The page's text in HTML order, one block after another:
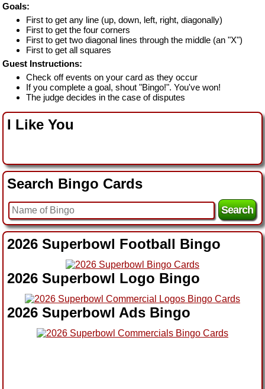
Goals:
First to get any line (up, down, left, right, diagonally)
First to get the four corners
First to get two diagonal lines through the middle (an "X")
First to get all squares
Guest Instructions:
Check off events on your card as they occur
If you complete a goal, shout "Bingo!". You've won!
The judge decides in the case of disputes
I Like You
Search Bingo Cards
2026 Superbowl Football Bingo
2026 Superbowl Logo Bingo
2026 Superbowl Ads Bingo